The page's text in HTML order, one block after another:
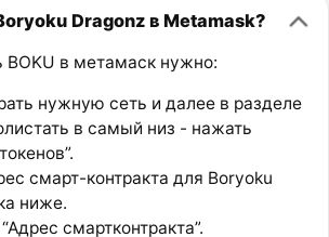
Dragonz в Metamask?
BOKU в метамаск нужно:
нужную сеть и далее в разделе
в самый низ - нажать
смарт-контракта для Boryoku
ниже.
смартконтракта”.